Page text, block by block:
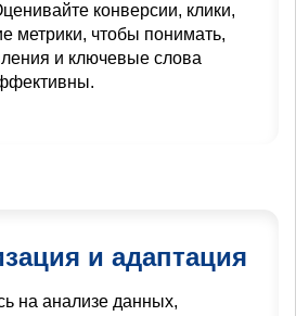
конверсии, клики,
метрики, чтобы понимать,
и ключевые слова
и адаптация
на анализе данных,